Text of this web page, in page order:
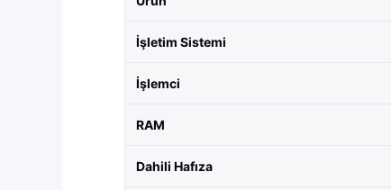
İşletim Sistemi
İşlemci
RAM
Dahili Hafıza